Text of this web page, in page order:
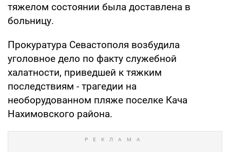
тяжелом состоянии была доставлена в
больницу.
Прокуратура Севастополя возбудила
уголовное дело по факту служебной
халатности, приведшей к тяжким
последствиям - трагедии на
необорудованном пляже поселке Кача
Нахимовского района.